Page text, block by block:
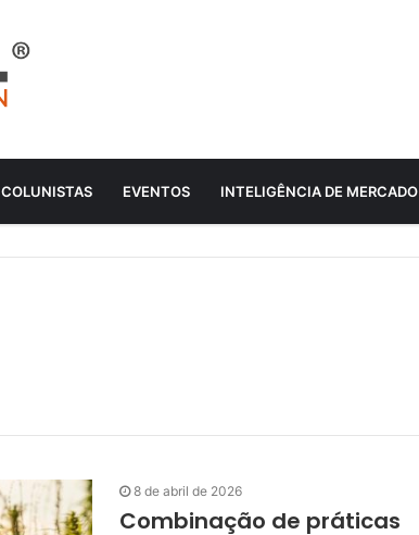
COLUNISTAS EVENTOS INTELIGÊNCIA DE MERCADO
8 de abril de 2026
Combinação de práticas